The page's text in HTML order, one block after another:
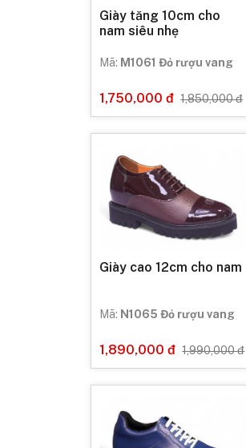
Giày tăng 10cm cho
nam siêu nhẹ
Mã: M1061 Đỏ rượu vang
1,750,000 đ 1,850,000 đ
Giày cao 12cm cho nam
Mã: N1065 Đỏ rượu vang
1,890,000 đ 1,990,000 đ